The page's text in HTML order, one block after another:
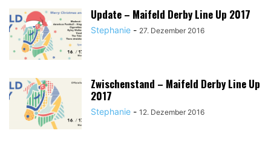
Update – Maifeld Derby Line Up 2017
Stephanie - 27. Dezember 2016
Zwischenstand – Maifeld Derby Line Up
2017
Stephanie - 12. Dezember 2016